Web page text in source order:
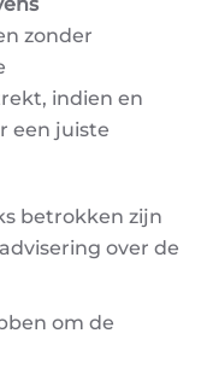
zonder
indien en
een juiste
betrokken zijn
over de
om de